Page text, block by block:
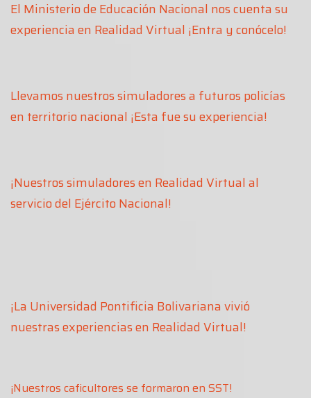
El Ministerio de Educación Nacional nos cuenta su
experiencia en Realidad Virtual ¡Entra y conócelo!
Llevamos nuestros simuladores a futuros policías
en territorio nacional ¡Esta fue su experiencia!
¡Nuestros simuladores en Realidad Virtual al
servicio del Ejército Nacional!
¡La Universidad Pontificia Bolivariana vivió
nuestras experiencias en Realidad Virtual!
¡Nuestros caficultores se formaron en SST!